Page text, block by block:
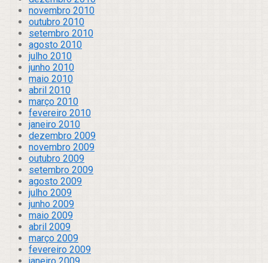
novembro 2010
outubro 2010
setembro 2010
agosto 2010
julho 2010
junho 2010
maio 2010
abril 2010
março 2010
fevereiro 2010
janeiro 2010
dezembro 2009
novembro 2009
outubro 2009
setembro 2009
agosto 2009
julho 2009
junho 2009
maio 2009
abril 2009
março 2009
fevereiro 2009
janeiro 2009